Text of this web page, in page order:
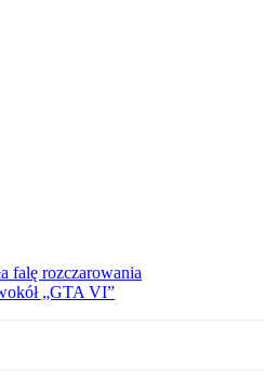
falę rozczarowania
„GTA VI”